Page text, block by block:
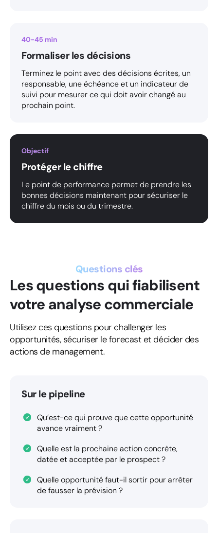
40-45 min
Formaliser les décisions
Terminez le point avec des décisions écrites, un
responsable, une échéance et un indicateur de
suivi pour mesurer ce qui doit avoir changé au
prochain point.
Objectif
Protéger le chiffre
Le point de performance permet de prendre les
bonnes décisions maintenant pour sécuriser le
chiffre du mois ou du trimestre.
Questions clés
Les questions qui fiabilisent
votre analyse commerciale
Utilisez ces questions pour challenger les
opportunités, sécuriser le forecast et décider des
actions de management.
Sur le pipeline
Qu’est-ce qui prouve que cette opportunité
avance vraiment ?
Quelle est la prochaine action concrète,
datée et acceptée par le prospect ?
Quelle opportunité faut-il sortir pour arrêter
de fausser la prévision ?